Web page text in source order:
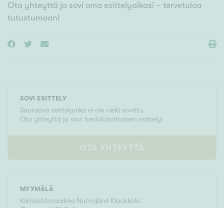
Ota yhteyttä ja sovi oma esittelyaikasi – tervetuloa
tutustumaan!
SOVI ESITTELY
Seuraava esittelyaika ei ole vielä sovittu.
Ota yhteyttä ja sovi henkilökohtainen esittely!
OTA YHTEYTTÄ
MYYMÄLÄ
Kiinteistömaailma Nurmijärvi Klaukkala